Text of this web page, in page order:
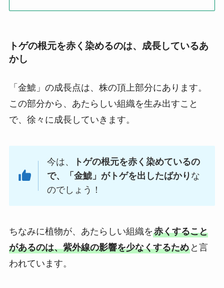
トゲの根元を赤く染めるのは、成長しているあ
かし
「金鯱」の成長点は、株の頂上部分にあります。
この部分から、あたらしい組織を生み出すこと
で、徐々に成長していきます。
今は、
トゲの根元を赤く染めているの
で、「金鯱」がトゲを出したばかり な
のでしょう！
ちなみに植物が、あたらしい組織を赤くすること
があるのは、紫外線の影響を少なくするためと言
われています。